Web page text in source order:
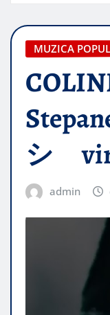
MUZICA
シ゚
admin